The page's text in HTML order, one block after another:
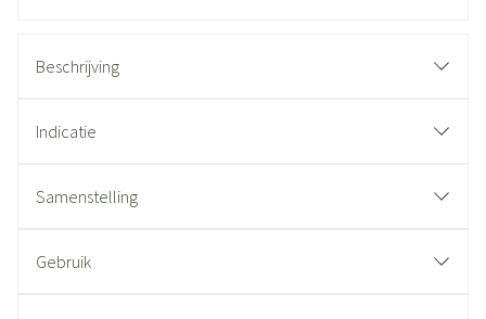
Beschrijving
Indicatie
Samenstelling
Gebruik